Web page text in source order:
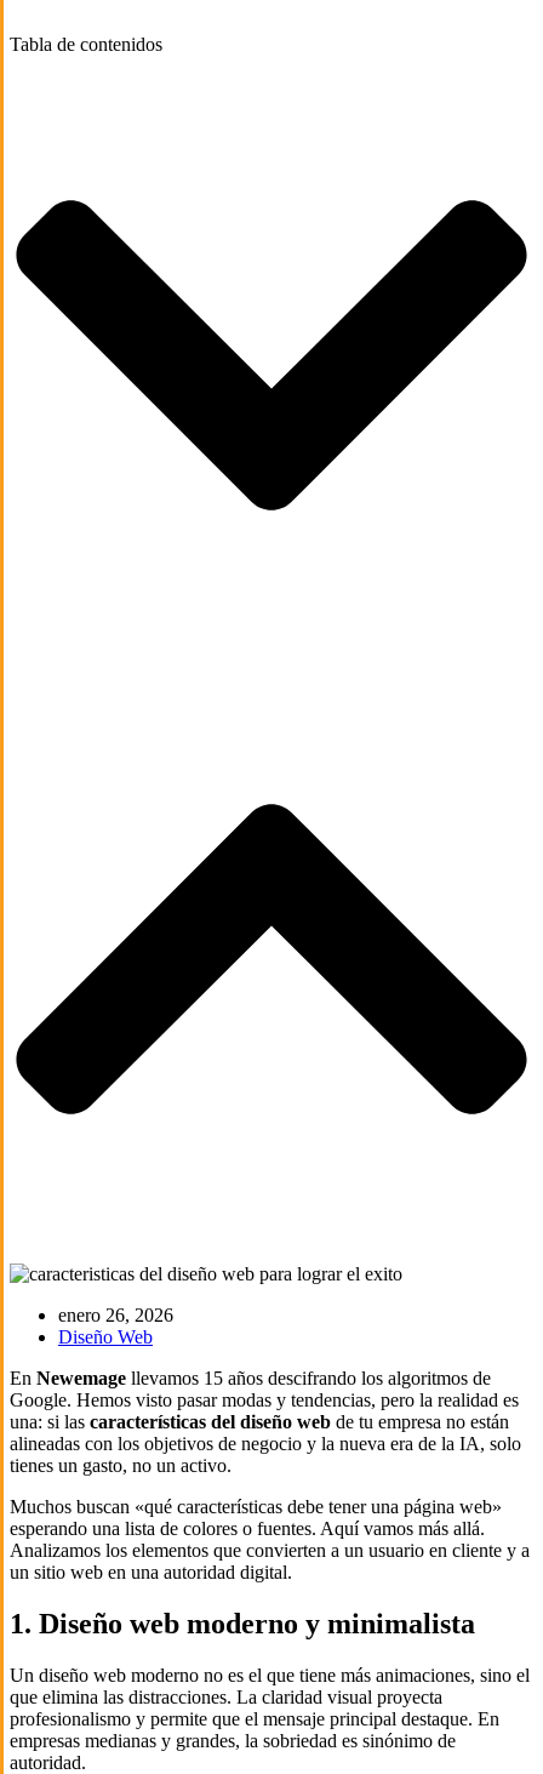
Tabla de contenidos
enero 26, 2026
Diseño Web
En Newemage llevamos 15 años descifrando los algoritmos de
Google. Hemos visto pasar modas y tendencias, pero la realidad es
una: si las características del diseño web de tu empresa no están
alineadas con los objetivos de negocio y la nueva era de la IA, solo
tienes un gasto, no un activo.
Muchos buscan «qué características debe tener una página web»
esperando una lista de colores o fuentes. Aquí vamos más allá.
Analizamos los elementos que convierten a un usuario en cliente y a
un sitio web en una autoridad digital.
1. Diseño web moderno y minimalista
Un diseño web moderno no es el que tiene más animaciones, sino el
que elimina las distracciones. La claridad visual proyecta
profesionalismo y permite que el mensaje principal destaque. En
empresas medianas y grandes, la sobriedad es sinónimo de
autoridad.